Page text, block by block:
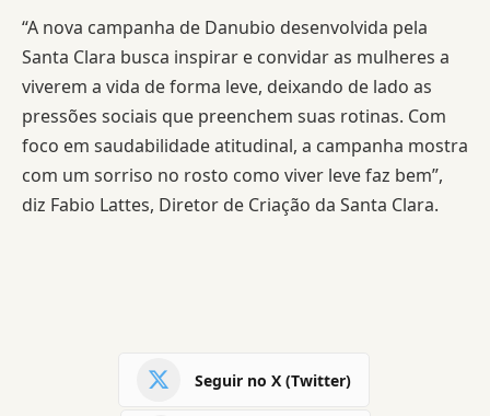
“A nova campanha de Danubio desenvolvida pela
Santa Clara busca inspirar e convidar as mulheres a
viverem a vida de forma leve, deixando de lado as
pressões sociais que preenchem suas rotinas. Com
foco em saudabilidade atitudinal, a campanha mostra
com um sorriso no rosto como viver leve faz bem”,
diz Fabio Lattes, Diretor de Criação da Santa Clara.
Seguir no X (Twitter)